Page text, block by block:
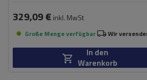
329,09 € inkl. MwSt
Große Menge verfügbar Wir
In den
Warenkorb